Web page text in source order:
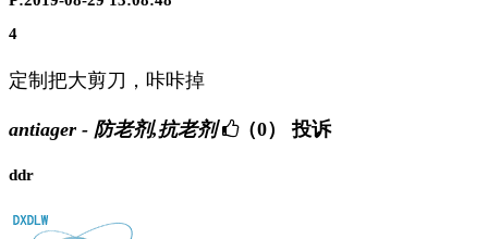
4
定制把大剪刀，咔咔掉
antiager - 防老剂,抗老剂 （0） 投诉
ddr